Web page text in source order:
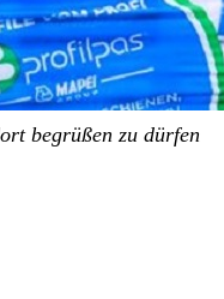
begrüßen zu dürfen